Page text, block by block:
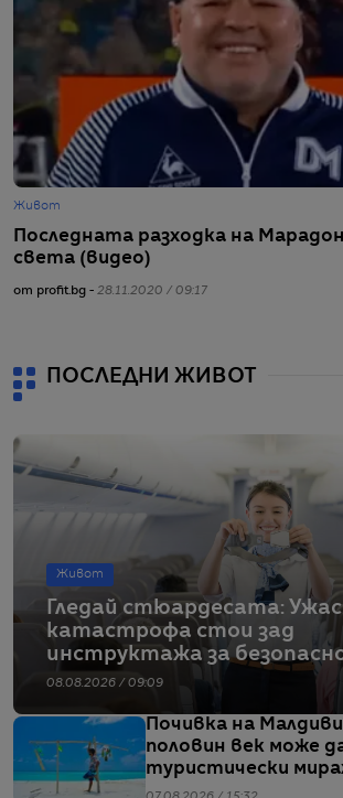
Живот
Последната разходка на
света (видео)
от profit.bg - 28.11.2020 / 09:17
ПОСЛЕДНИ ЖИВОТ
Живот
Гледай стюардесата:
катастрофа стои зад
инструктажа за
08.08.2026 / 09:09
Почивка на
половин век може
туристически